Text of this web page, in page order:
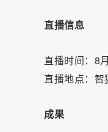
直播信息
直播时间：8
直播地点：
成果